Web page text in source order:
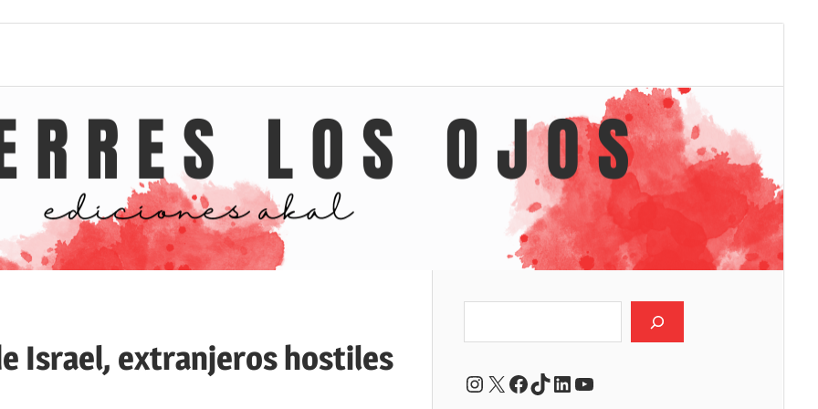
Israel, extranjeros hostiles
Instagram
X Facebook
TikTok
LinkedIn
YouTube